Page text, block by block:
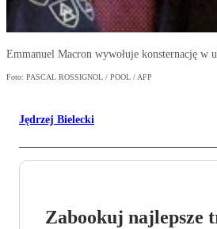
Emmanuel Macron wywołuje konsternację w
Foto: PASCAL ROSSIGNOL / POOL / AFP
Jędrzej Bielecki
Zabookuj najlepsze